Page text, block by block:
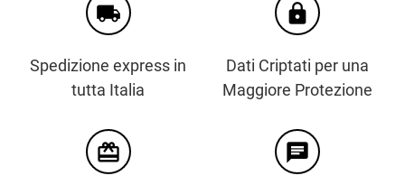
local_shipping
Spedizione express in
tutta Italia
https
Dati Criptati per una
Maggiore Protezione
card_giftcard chat